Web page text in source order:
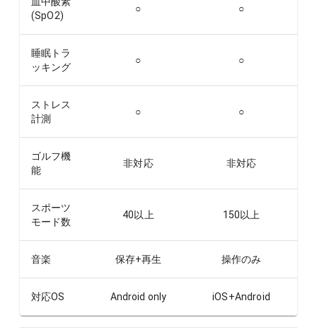
(SpO2)
○ ○
睡眠トラ
ッキング
○ ○
ストレス
計測
○ ○
ゴルフ機
能
非対応 非対応
スポーツ
モード数
40以上 150以上
音楽 保存+再生 操作のみ
対応OS Android only iOS+Android